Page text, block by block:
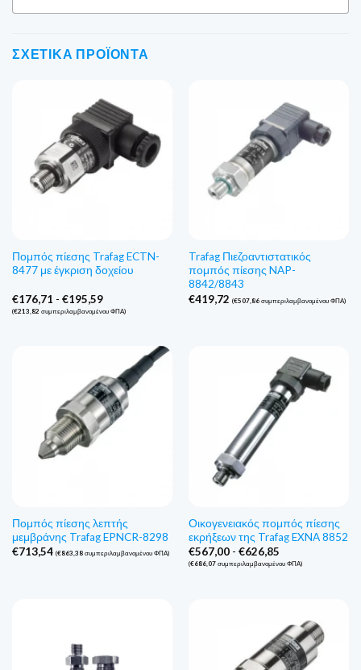
ΣΧΕΤΙΚΆ ΠΡΟΪΌΝΤΑ
Πομπός πίεσης Trafag ECTN-
8477 με έγκριση δοχείου
€176,71 - €195,59Εύρος
τιμών:
(€213,82 συμπεριλαμβανομένου ΦΠΑ)
Trafag Πιεζοαντιστατικός
πομπός πίεσης NAP-
8842/8843
€419,72 (€507,86συμπεριλαμβανομένου ΦΠΑ)
Πομπός πίεσης λεπτής
μεμβράνης Trafag EPNCR-8298
€713,54 (€863,38συμπεριλαμβανομένου ΦΠΑ)
Οικογενειακός πομπός πίεσης
εκρήξεων της Trafag EXNA 8852
€567,00 - €626,85Εύρος
τιμών:
(€686,07συμπεριλαμβανομένου ΦΠΑ)